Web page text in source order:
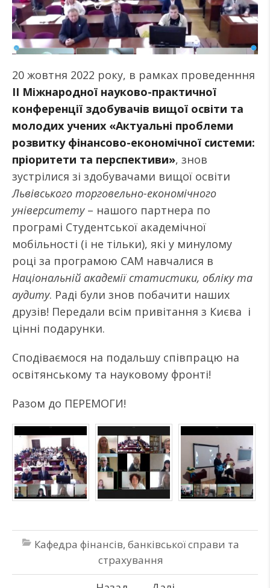
20 жовтня 2022 року, в рамках проведенння
ІІ Міжнародної науково-практичної
конференції здобувачів вищої освіти та
молодих учених «Актуальні проблеми
розвитку фінансово-економічної системи:
пріоритети та перспективи», знов
зустрілися зі здобувачами вищої освіти
Львівського торговельно-економічного
університету– нашого партнера по
програмі Студентської академічної
мобільності (і не тільки), які у минулому
році за програмою САМ навчалися в
Національній академії статистики, обліку та
аудиту. Раді були знов побачити наших
друзів! Передали всім привітання з Києва і
цінні подарунки.
Сподіваємося на подальшу співпрацю на
освітянському та науковому фронті!
Разом до ПЕРЕМОГИ!
Кафедра фінансів, банківської справи та
страхування